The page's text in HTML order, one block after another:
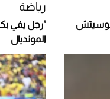
بوسيتش
رياضة
"رجل يفي
المونديال